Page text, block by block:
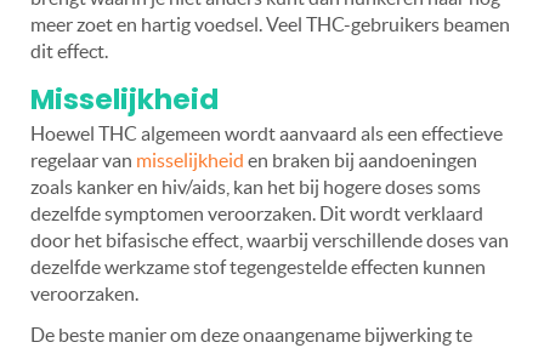
meer zoet en hartig voedsel. Veel THC-gebruikers beamen
dit effect.
Misselijkheid
Hoewel THC algemeen wordt aanvaard als een effectieve
regelaar van misselijkheid en braken bij aandoeningen
zoals kanker en hiv/aids, kan het bij hogere doses soms
dezelfde symptomen veroorzaken. Dit wordt verklaard
door het bifasische effect, waarbij verschillende doses van
dezelfde werkzame stof tegengestelde effecten kunnen
veroorzaken.
De beste manier om deze onaangename bijwerking te